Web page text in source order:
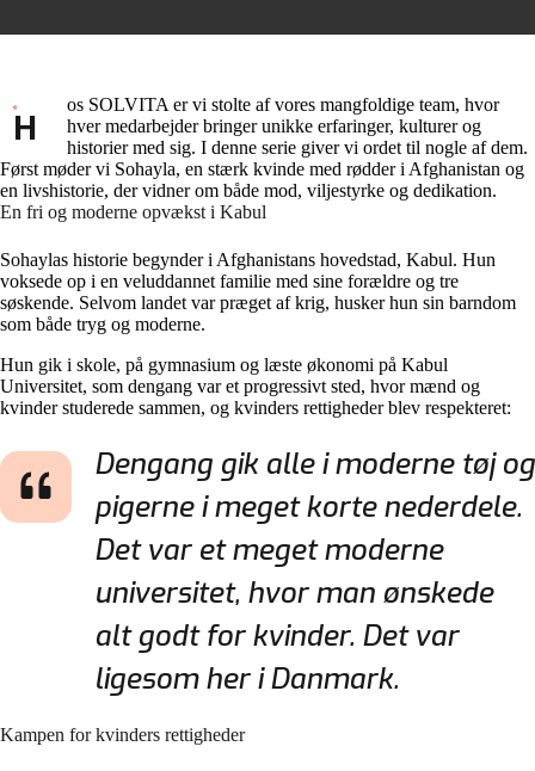
H
os SOLVITA er vi stolte af vores mangfoldige team, hvor
hver medarbejder bringer unikke erfaringer, kulturer og
historier med sig. I denne serie giver vi ordet til nogle af dem.
Først møder vi Sohayla, en stærk kvinde med rødder i Afghanistan og
en livshistorie, der vidner om både mod, viljestyrke og dedikation.
En fri og moderne opvækst i Kabul
Sohaylas historie begynder i Afghanistans hovedstad, Kabul. Hun
voksede op i en veluddannet familie med sine forældre og tre
søskende. Selvom landet var præget af krig, husker hun sin barndom
som både tryg og moderne.
Hun gik i skole, på gymnasium og læste økonomi på Kabul
Universitet, som dengang var et progressivt sted, hvor mænd og
kvinder studerede sammen, og kvinders rettigheder blev respekteret:
Dengang gik alle i moderne tøj og
pigerne i meget korte nederdele.
Det var et meget moderne
universitet, hvor man ønskede
alt godt for kvinder. Det var
ligesom her i Danmark.
Kampen for kvinders rettigheder